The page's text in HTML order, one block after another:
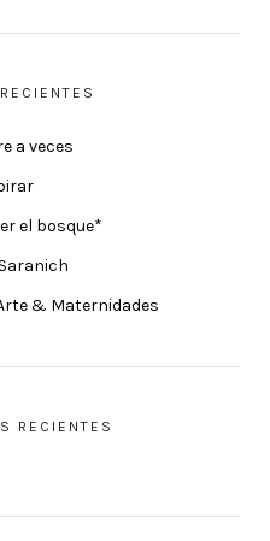
a veces
el bosque*
Arte & Maternidades
RECIENTES